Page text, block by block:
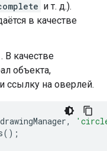
и т. д.).
в качестве
. В качестве
объекта,
и ссылку на оверлей.
drawingManager,
();